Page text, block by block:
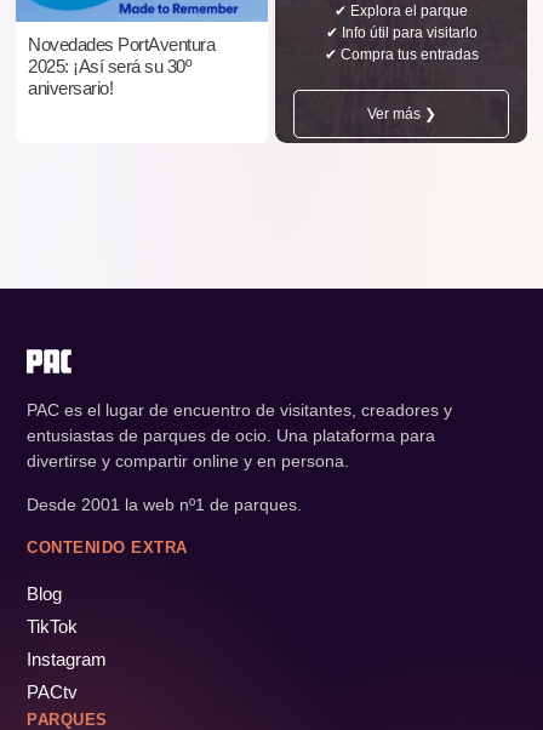
Novedades PortAventura
2025: ¡Así será su 30º
aniversario!
✔ Explora el parque
✔ Info útil para visitarlo
✔ Compra tus entradas
Ver más ❯
PAC es el lugar de encuentro de visitantes, creadores y
entusiastas de parques de ocio. Una plataforma para
divertirse y compartir online y en persona.
Desde 2001 la web nº1 de parques.
CONTENIDO EXTRA
Blog
TikTok
Instagram
PACtv
PARQUES